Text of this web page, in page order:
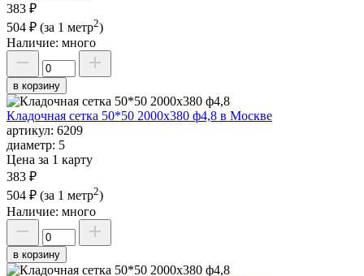
383 ₽
504 ₽ (за 1 метр2)
Наличие: много
в корзину
Кладочная сетка 50*50 2000х380 ф4,8 в Москве
артикул: 6209
диаметр: 5
Цена за 1 карту
383 ₽
504 ₽ (за 1 метр2)
Наличие: много
в корзину